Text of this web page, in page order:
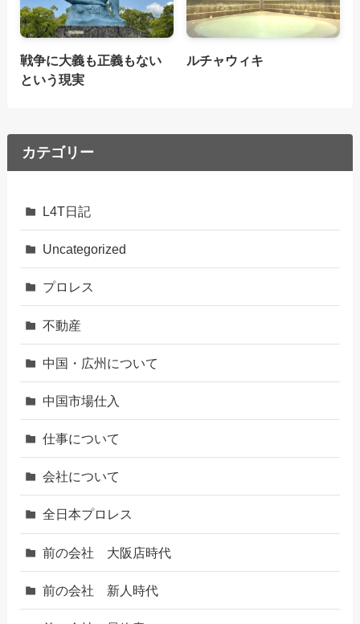
戦争に大義も正義もない
という現実
ルチャウィキ
カテゴリー
L4T日記
Uncategorized
プロレス
不動産
中国・広州について
中国市場仕入
仕事について
会社について
全日本プロレス
前の会社 大阪店時代
前の会社 新人時代